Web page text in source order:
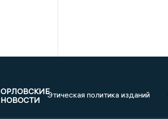
ОРЛОВСКИЕ
НОВОСТИ
Этическая политика изданий